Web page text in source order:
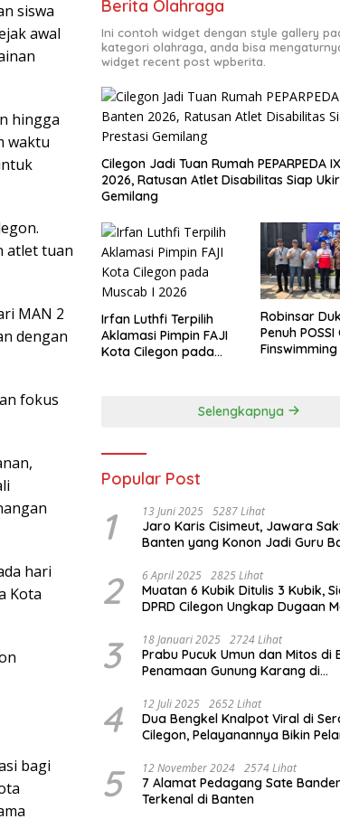
siswa
awal
hingga
waktu
atlet tuan
MAN 2
dengan
fokus
hari
Kota
bagi
Berita Olahraga
Ini contoh widget dengan style gallery
kategori olahraga, anda bisa
widget recent post wpberita.
Cilegon Jadi Tuan Rumah PEPARPEDA
2026, Ratusan Atlet Disabilitas Siap
Gemilang
Irfan Luthfi Terpilih
Aklamasi Pimpin FAJI
Kota Cilegon pada
Robinsar
Penuh
Selengkapnya
Popular Post
1 13 Juni 2025 5287 Lihat
Jaro Karis Cisimeut, Jawara
Banten yang Konon Jadi Guru
2 6 April 2025 2825 Lihat
Muatan 6 Kubik Ditulis 3 Kubik,
DPRD Cilegon Ungkap Dugaan
3 18 Januari 2025 2724 Lihat
Prabu Pucuk Umun dan Mitos di
Penamaan Gunung Karang di
4 12 Juli 2025 2652 Lihat
Dua Bengkel Knalpot Viral di
Cilegon, Pelayanannya Bikin
5 12 November 2024 2574 Lihat
7 Alamat Pedagang Sate
Terkenal di Banten